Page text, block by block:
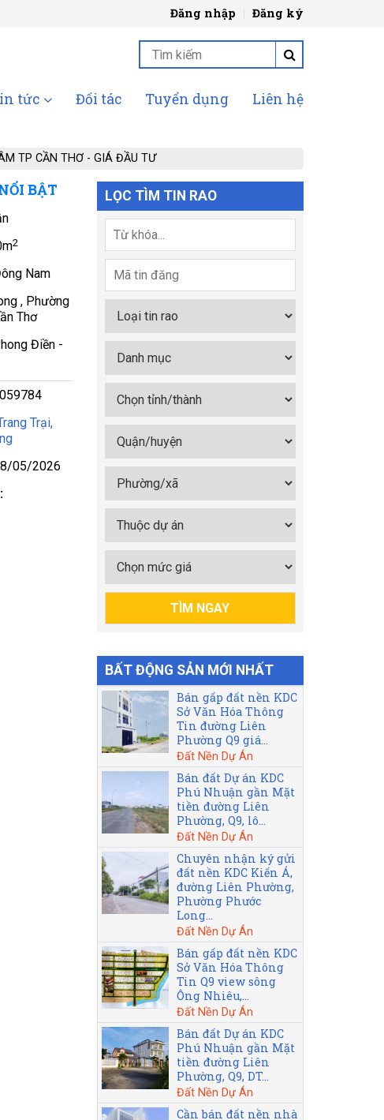
Đăng nhập Đăng ký
tức Đối tác Tuyển dụng Liên hệ
TP CẦN THƠ - GIÁ ĐẦU TƯ
BẬT
2
Nam
, Phường
Thơ
Điền -
059784
Trại,
05/2026
LỌC TÌM TIN RAO
BẤT ĐỘNG SẢN MỚI NHẤT
Bán gấp đất nền KDC
Sở Văn Hóa Thông
Tin đường Liên
Phường Q9 giá...
Đất Nền Dự Án
Bán đất Dự án KDC
Phú Nhuận gần Mặt
tiền đường Liên
Phường, Q9, lô...
Đất Nền Dự Án
Chuyên nhận ký gửi
đất nền KDC Kiến Á,
đường Liên Phường,
Phường Phước
Long...
Đất Nền Dự Án
Bán gấp đất nền KDC
Sở Văn Hóa Thông
Tin Q9 view sông
Ông Nhiêu,...
Đất Nền Dự Án
Bán đất Dự án KDC
Phú Nhuận gần Mặt
tiền đường Liên
Phường, Q9, DT...
Đất Nền Dự Án
Cần bán đất nền nhà